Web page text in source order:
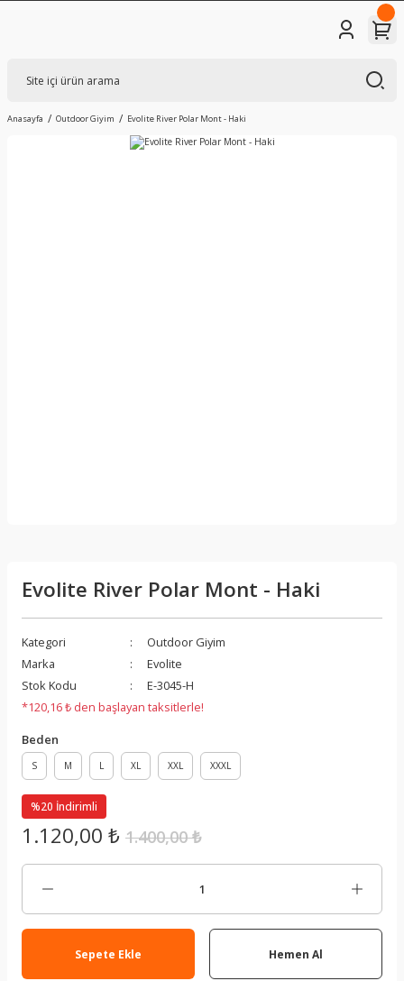
Anasayfa Outdoor Giyim Evolite River Polar Mont - Haki
Evolite River Polar Mont - Haki
Kategori
Outdoor Giyim
Marka
Evolite
Stok Kodu
E-3045-H
*120,16 ₺ den başlayan taksitlerle!
Beden
S M L XL XXL XXXL
%20 İndirimli
1.120,00 ₺ 1.400,00 ₺
Sepete Ekle Hemen Al